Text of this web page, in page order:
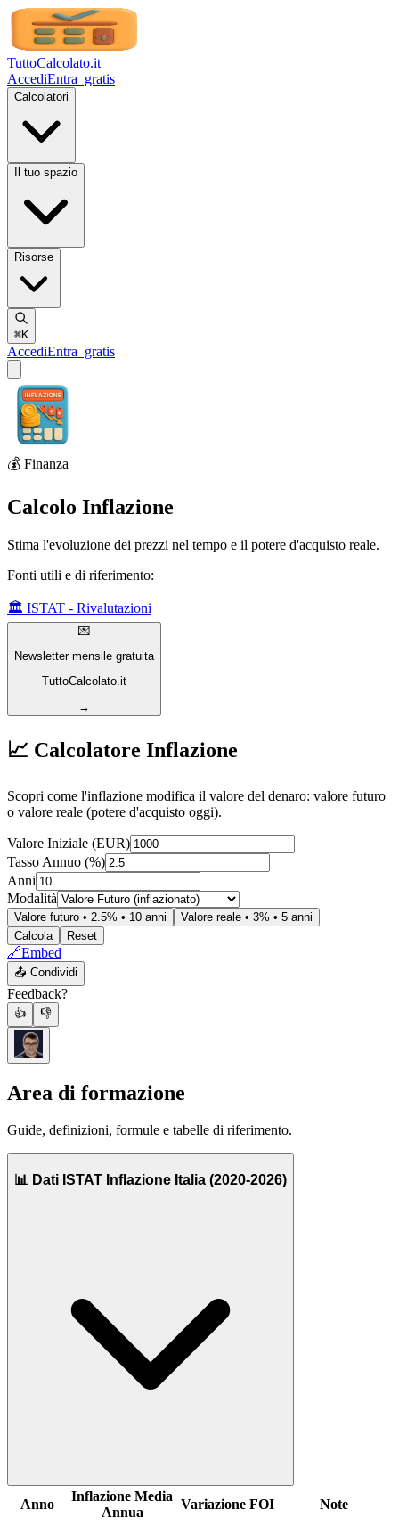
TuttoCalcolato.it
AccediEntra gratis
Calcolatori
Il tuo spazio
Risorse
⌘K
AccediEntra gratis
💰 Finanza
Calcolo Inflazione
Stima l'evoluzione dei prezzi nel tempo e il potere d'acquisto reale.
Fonti utili e di riferimento:
🏛️ ISTAT - Rivalutazioni
💌
Newsletter mensile gratuita
TuttoCalcolato.it
→
📈 Calcolatore Inflazione
Scopri come l'inflazione modifica il valore del denaro: valore futuro
o valore reale (potere d'acquisto oggi).
Valore Iniziale (EUR)
Tasso Annuo (%)
Anni
Modalità
Valore futuro • 2.5% • 10 anni
Valore reale • 3% • 5 anni
Calcola
Reset
🔗Embed
📤 Condividi
Feedback?
👍 👎
Area di formazione
Guide, definizioni, formule e tabelle di riferimento.
📊 Dati ISTAT Inflazione Italia (2020-2026)
Anno
Inflazione Media
Annua
Variazione FOI Note